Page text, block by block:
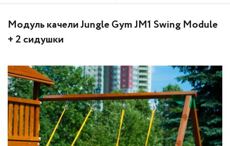
Модуль качели Jungle Gym JM1 Swing Module
+ 2 сидушки